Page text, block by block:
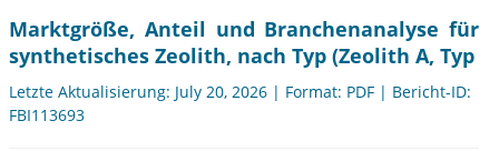
Marktgröße, Anteil und Branchenanalyse für
synthetisches Zeolith, nach Typ (Zeolith A, Typ
Letzte Aktualisierung: July 20, 2026 | Format: PDF | Bericht-ID:
FBI113693